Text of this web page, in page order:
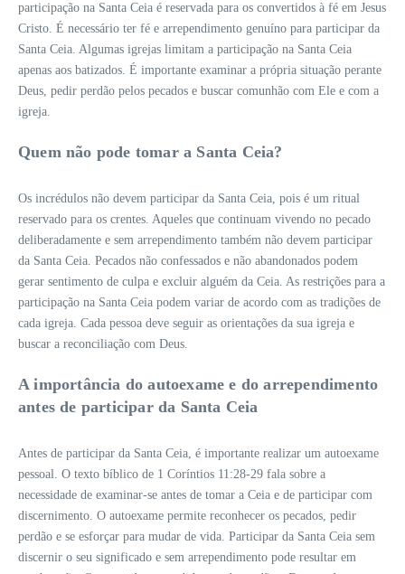
participação na Santa Ceia é reservada para os convertidos à fé em Jesus
Cristo. É necessário ter fé e arrependimento genuíno para participar da
Santa Ceia. Algumas igrejas limitam a participação na Santa Ceia
apenas aos batizados. É importante examinar a própria situação perante
Deus, pedir perdão pelos pecados e buscar comunhão com Ele e com a
igreja.
Quem não pode tomar a Santa Ceia?
Os incrédulos não devem participar da Santa Ceia, pois é um ritual
reservado para os crentes. Aqueles que continuam vivendo no pecado
deliberadamente e sem arrependimento também não devem participar
da Santa Ceia. Pecados não confessados e não abandonados podem
gerar sentimento de culpa e excluir alguém da Ceia. As restrições para a
participação na Santa Ceia podem variar de acordo com as tradições de
cada igreja. Cada pessoa deve seguir as orientações da sua igreja e
buscar a reconciliação com Deus.
A importância do autoexame e do arrependimento
antes de participar da Santa Ceia
Antes de participar da Santa Ceia, é importante realizar um autoexame
pessoal. O texto bíblico de 1 Coríntios 11:28-29 fala sobre a
necessidade de examinar-se antes de tomar a Ceia e de participar com
discernimento. O autoexame permite reconhecer os pecados, pedir
perdão e se esforçar para mudar de vida. Participar da Santa Ceia sem
discernir o seu significado e sem arrependimento pode resultar em